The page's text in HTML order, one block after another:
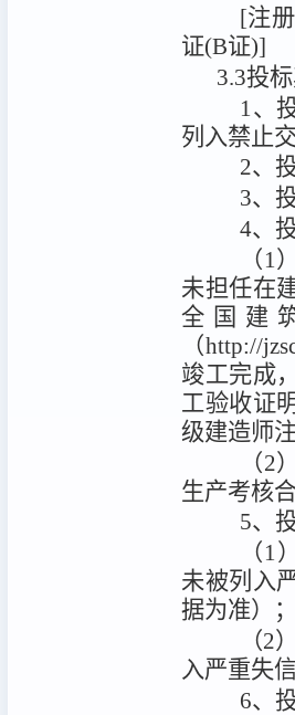
[注
证(B证)]
3.3投
1、
列入禁止
2、
3、
4、
（1
未担任在
全国建
（http://
竣工完成
工验收证
级建造师
（2
生产考核
5、
（1
未被列入
据为准）
（2
入严重失
6、